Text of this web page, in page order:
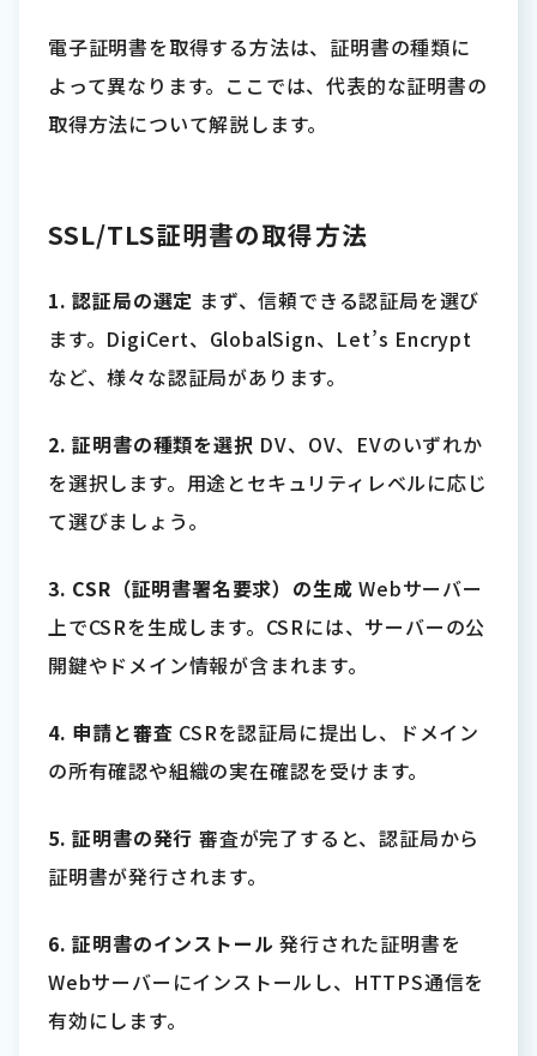
電子証明書を取得する方法は、証明書の種類に
よって異なります。ここでは、代表的な証明書の
取得方法について解説します。
SSL/TLS証明書の取得方法
1. 認証局の選定 まず、信頼できる認証局を選び
ます。DigiCert、GlobalSign、Let’s Encrypt
など、様々な認証局があります。
2. 証明書の種類を選択 DV、OV、EVのいずれか
を選択します。用途とセキュリティレベルに応じ
て選びましょう。
3. CSR（証明書署名要求）の生成 Webサーバー
上でCSRを生成します。CSRには、サーバーの公
開鍵やドメイン情報が含まれます。
4. 申請と審査 CSRを認証局に提出し、ドメイン
の所有確認や組織の実在確認を受けます。
5. 証明書の発行 審査が完了すると、認証局から
証明書が発行されます。
6. 証明書のインストール 発行された証明書を
Webサーバーにインストールし、HTTPS通信を
有効にします。